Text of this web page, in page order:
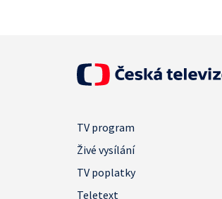
TV program
Živé vysílání
TV poplatky
Teletext